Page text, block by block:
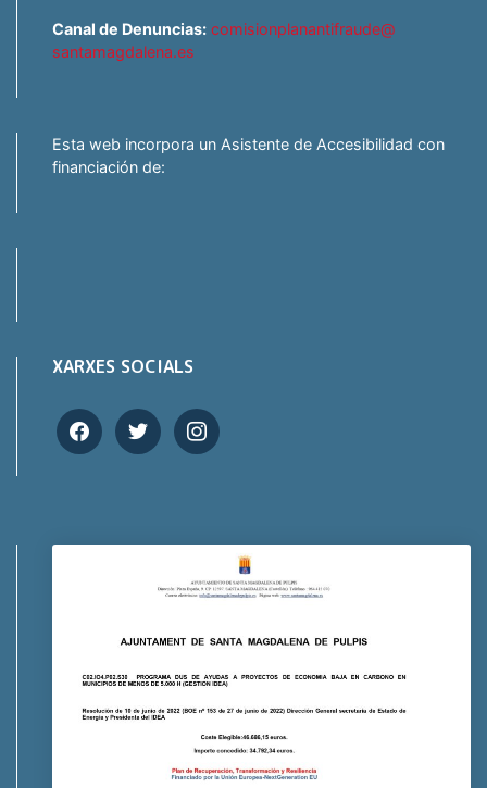
Canal de Denuncias: comisionplanantifraude@
santamagdalena.es
Esta web incorpora un Asistente de Accesibilidad con
financiación de:
XARXES SOCIALS
facebooktwitter instagram